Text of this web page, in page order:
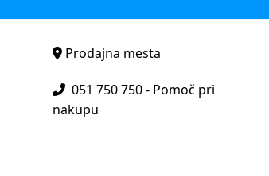
Prodajna mesta
051 750 750 - Pomoč pri
nakupu